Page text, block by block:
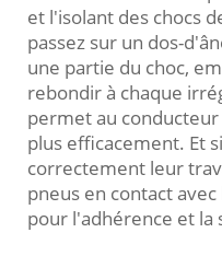
et l'isolant des chocs
passez sur un dos-
une partie du choc,
rebondir à chaque
permet au
plus efficacement. Et
correctement leur
pneus en contact
pour l'adhérence et la